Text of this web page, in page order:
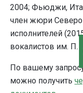
2004; Фьюджи,
член жюри
исполнителей
вокалистов им. П.
По вашему
можно получить